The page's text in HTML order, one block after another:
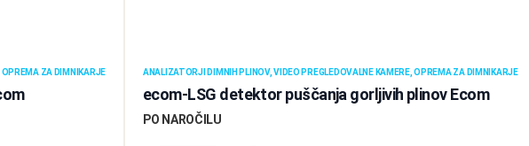
ZA DIMNIKARJE ANALIZATORJI DIMNIH PLINOV, VIDEO PREGLEDOVALNE KAMERE, OPREMA ZA DIMNIKARJE
ecom-LSG detektor puščanja gorljivih plinov Ecom
PO NAROČILU